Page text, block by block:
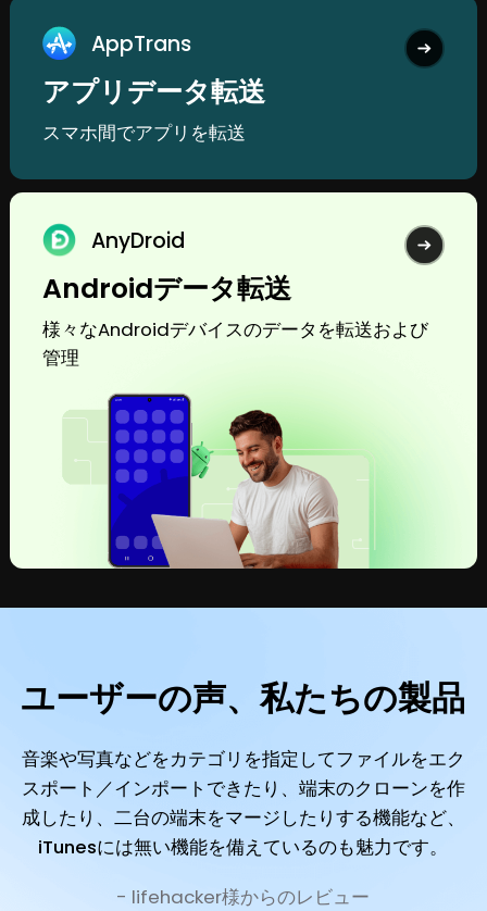
AppTrans
アプリデータ転送
スマホ間でアプリを転送
AnyDroid
Androidデータ転送
様々なAndroidデバイスのデータを転送および
管理
ユーザーの声、私たちの製品
音楽や写真などをカテゴリを指定してファイルをエク
スポート／インポートできたり、端末のクローンを作
成したり、二台の端末をマージしたりする機能など、
iTunesには無い機能を備えているのも魅力です。
- lifehacker様からのレビュー